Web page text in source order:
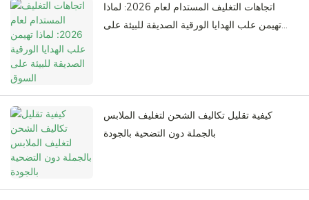
اتجاهات التغليف المستدام لعام 2026: لماذا
تهيمن علب الهدايا الورقية الصديقة للبيئة على
كيفية تقليل تكاليف الشحن لتغليف الملابس
بالجملة دون التضحية بالجودة